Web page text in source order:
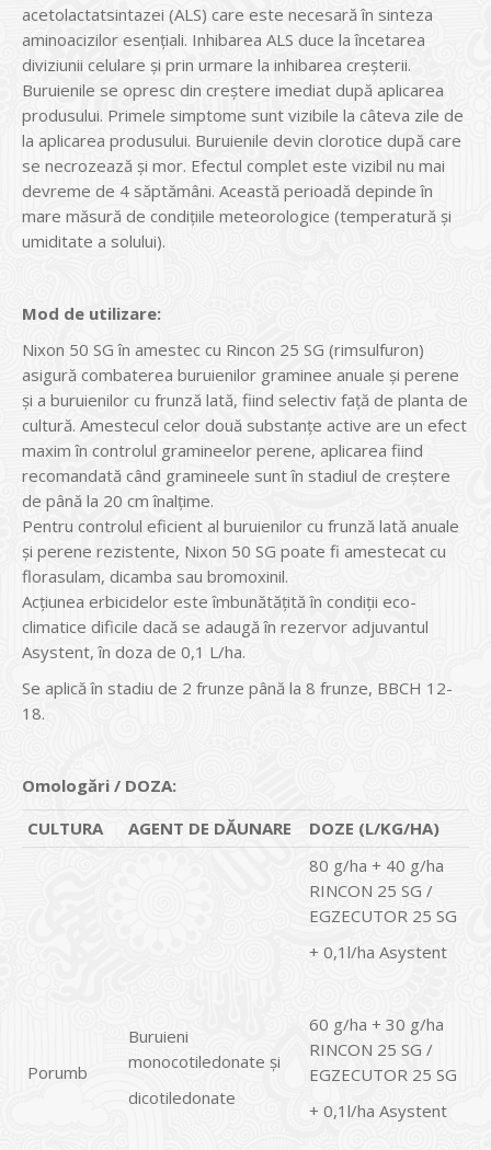
acetolactatsintazei (ALS) care este necesară în sinteza
aminoacizilor esenţiali. Inhibarea ALS duce la încetarea
diviziunii celulare şi prin urmare la inhibarea creșterii.
Buruienile se opresc din creştere imediat după aplicarea
produsului. Primele simptome sunt vizibile la câteva zile de
la aplicarea produsului. Buruienile devin clorotice după care
se necrozează şi mor. Efectul complet este vizibil nu mai
devreme de 4 săptămâni. Această perioadă depinde în
mare măsură de condiţiile meteorologice (temperatură și
umiditate a solului).
Mod de utilizare:
Nixon 50 SG în amestec cu Rincon 25 SG (rimsulfuron)
asigură combaterea buruienilor graminee anuale şi perene
şi a buruienilor cu frunză lată, fiind selectiv faţă de planta de
cultură. Amestecul celor două substanţe active are un efect
maxim în controlul gramineelor perene, aplicarea fiind
recomandată când gramineele sunt în stadiul de creștere
de până la 20 cm înalţime.
Pentru controlul eficient al buruienilor cu frunză lată anuale
și perene rezistente, Nixon 50 SG poate fi amestecat cu
florasulam, dicamba sau bromoxinil.
Acţiunea erbicidelor este îmbunătăţită în condiţii eco-
climatice dificile dacă se adaugă în rezervor adjuvantul
Asystent, în doza de 0,1 L/ha.
Se aplică în stadiu de 2 frunze până la 8 frunze, BBCH 12-
18.
Omologări / DOZA:
CULTURA
AGENT DE DĂUNARE DOZE (L/KG/HA)
Porumb
Buruieni
monocotiledonate şi
dicotiledonate
80 g/ha + 40 g/ha
RINCON 25 SG /
EGZECUTOR 25 SG
+ 0,1l/ha Asystent
60 g/ha + 30 g/ha
RINCON 25 SG /
EGZECUTOR 25 SG
+ 0,1l/ha Asystent